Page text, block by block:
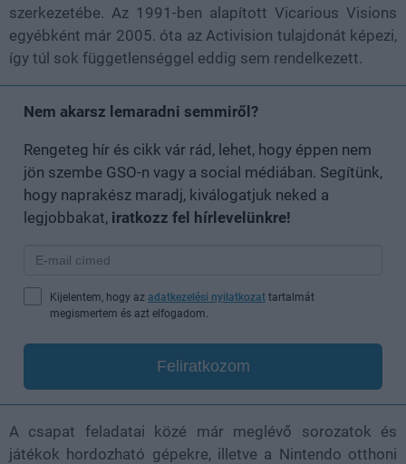
szerkezetébe. Az 1991-ben alapított Vicarious Visions
egyébként már 2005. óta az Activision tulajdonát képezi,
így túl sok függetlenséggel eddig sem rendelkezett.
Nem akarsz lemaradni semmiről?
Rengeteg hír és cikk vár rád, lehet, hogy éppen nem
jön szembe GSO-n vagy a social médiában. Segítünk,
hogy naprakész maradj, kiválogatjuk neked a
legjobbakat, iratkozz fel hírlevelünkre!
Kijelentem, hogy az adatkezelési nyilatkozat tartalmát
megismertem és azt elfogadom.
Feliratkozom
A csapat feladatai közé már meglévő sorozatok és
játékok hordozható gépekre, illetve a Nintendo otthoni